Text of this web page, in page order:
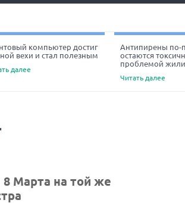
компьютер достиг
вехи и стал полезным
далее
Антипирены по-
остаются
проблемой
Читать далее
Марта на той же